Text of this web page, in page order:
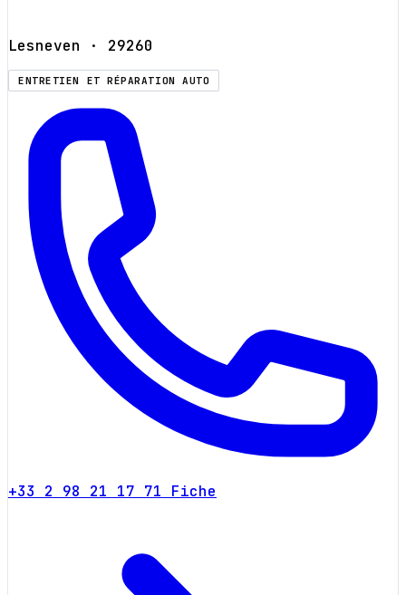
Lesneven · 29260
ENTRETIEN ET RÉPARATION AUTO
+33 2 98 21 17 71 Fiche